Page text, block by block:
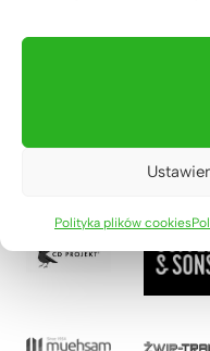
Polityka plików cookies